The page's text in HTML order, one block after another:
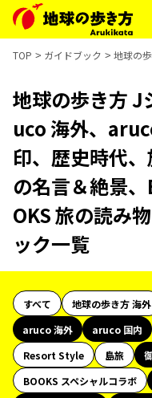
TOP ガイドブック 地球の
地球の歩き方 J
uco 海外、
印、歴史時代
の名言＆絶景
OKS 旅の読み
ック一覧
すべて 地球の歩き方 海外
aruco 海外
aruco 国内
Resort Style
島旅
BOOKS スペシャルコラボ